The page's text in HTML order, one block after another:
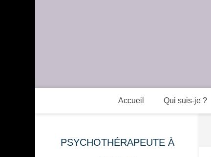
Accueil Qui suis-je ?
PSYCHOTHÉRAPEUTE À